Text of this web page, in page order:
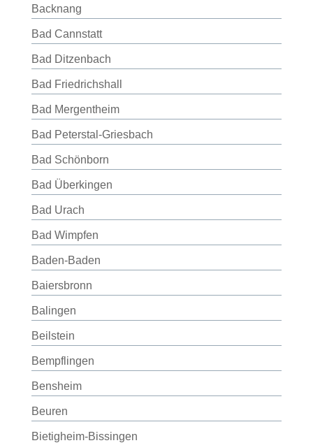
Backnang
Bad Cannstatt
Bad Ditzenbach
Bad Friedrichshall
Bad Mergentheim
Bad Peterstal-Griesbach
Bad Schönborn
Bad Überkingen
Bad Urach
Bad Wimpfen
Baden-Baden
Baiersbronn
Balingen
Beilstein
Bempflingen
Bensheim
Beuren
Bietigheim-Bissingen